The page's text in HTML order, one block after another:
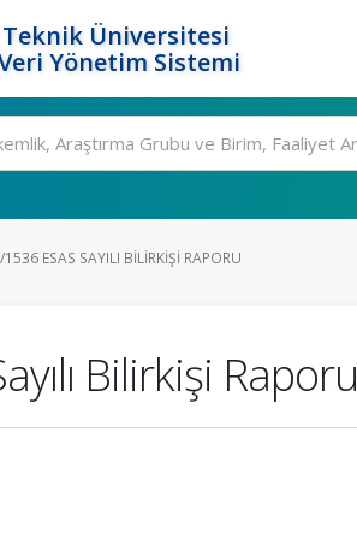
Üniversitesi
Yönetim Sistemi
ESAS SAYILI BILIRKIŞI RAPORU
Bilirkişi Raporu